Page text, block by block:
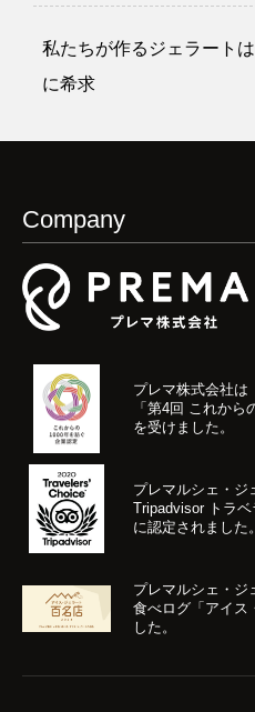
私たちが作るジェラート
に希求
Company
プレマ株式会社は
「第4回 これから
を受けました。
プレマルシェ・ジ
Tripadvisor トラ
に認定されました。
プレマルシェ・ジ
食べログ「アイス
した。